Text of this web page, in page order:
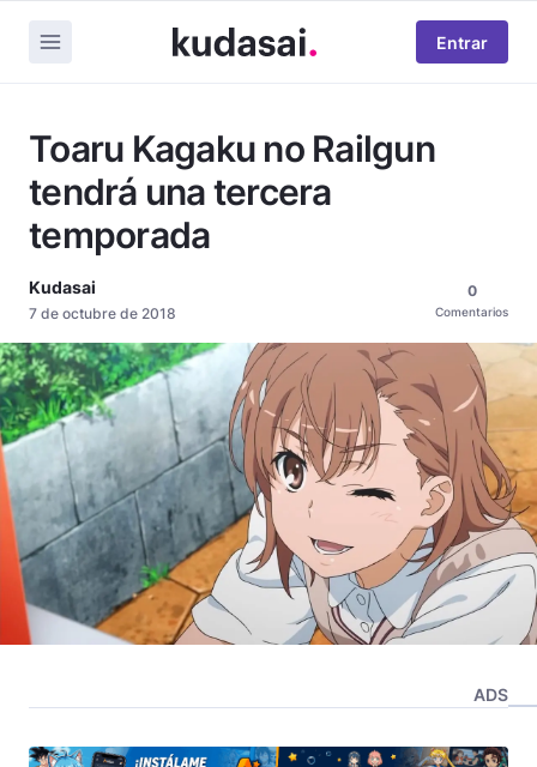
Entrar
Toaru Kagaku no Railgun
tendrá una tercera
temporada
Kudasai
7 de octubre de 2018
0
Comentarios
ADS